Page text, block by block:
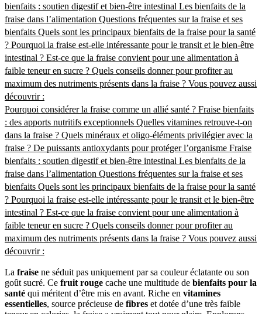
bienfaits : soutien digestif et bien-être intestinal Les bienfaits de la
fraise dans l’alimentation Questions fréquentes sur la fraise et ses
bienfaits Quels sont les principaux bienfaits de la fraise pour la santé
? Pourquoi la fraise est-elle intéressante pour le transit et le bien-être
intestinal ? Est-ce que la fraise convient pour une alimentation à
faible teneur en sucre ? Quels conseils donner pour profiter au
maximum des nutriments présents dans la fraise ? Vous pouvez aussi
découvrir :
Pourquoi considérer la fraise comme un allié santé ? Fraise bienfaits
: des apports nutritifs exceptionnels Quelles vitamines retrouve-t-on
dans la fraise ? Quels minéraux et oligo-éléments privilégier avec la
fraise ? De puissants antioxydants pour protéger l’organisme Fraise
bienfaits : soutien digestif et bien-être intestinal Les bienfaits de la
fraise dans l’alimentation Questions fréquentes sur la fraise et ses
bienfaits Quels sont les principaux bienfaits de la fraise pour la santé
? Pourquoi la fraise est-elle intéressante pour le transit et le bien-être
intestinal ? Est-ce que la fraise convient pour une alimentation à
faible teneur en sucre ? Quels conseils donner pour profiter au
maximum des nutriments présents dans la fraise ? Vous pouvez aussi
découvrir :
La fraise ne séduit pas uniquement par sa couleur éclatante ou son
goût sucré. Ce fruit rouge cache une multitude de bienfaits pour la
santé qui méritent d’être mis en avant. Riche en vitamines
essentielles, source précieuse de fibres et dotée d’une très faible